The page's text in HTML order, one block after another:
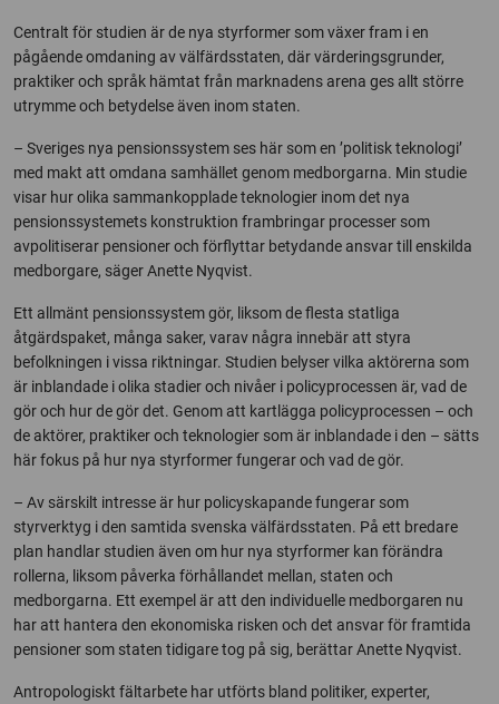
Centralt för studien är de nya styrformer som växer fram i en
pågående omdaning av välfärdsstaten, där värderingsgrunder,
praktiker och språk hämtat från marknadens arena ges allt större
utrymme och betydelse även inom staten.
– Sveriges nya pensionssystem ses här som en ’politisk teknologi’
med makt att omdana samhället genom medborgarna. Min studie
visar hur olika sammankopplade teknologier inom det nya
pensionssystemets konstruktion frambringar processer som
avpolitiserar pensioner och förflyttar betydande ansvar till enskilda
medborgare, säger Anette Nyqvist.
Ett allmänt pensionssystem gör, liksom de flesta statliga
åtgärdspaket, många saker, varav några innebär att styra
befolkningen i vissa riktningar. Studien belyser vilka aktörerna som
är inblandade i olika stadier och nivåer i policyprocessen är, vad de
gör och hur de gör det. Genom att kartlägga policyprocessen – och
de aktörer, praktiker och teknologier som är inblandade i den – sätts
här fokus på hur nya styrformer fungerar och vad de gör.
– Av särskilt intresse är hur policyskapande fungerar som
styrverktyg i den samtida svenska välfärdsstaten. På ett bredare
plan handlar studien även om hur nya styrformer kan förändra
rollerna, liksom påverka förhållandet mellan, staten och
medborgarna. Ett exempel är att den individuelle medborgaren nu
har att hantera den ekonomiska risken och det ansvar för framtida
pensioner som staten tidigare tog på sig, berättar Anette Nyqvist.
Antropologiskt fältarbete har utförts bland politiker, experter,